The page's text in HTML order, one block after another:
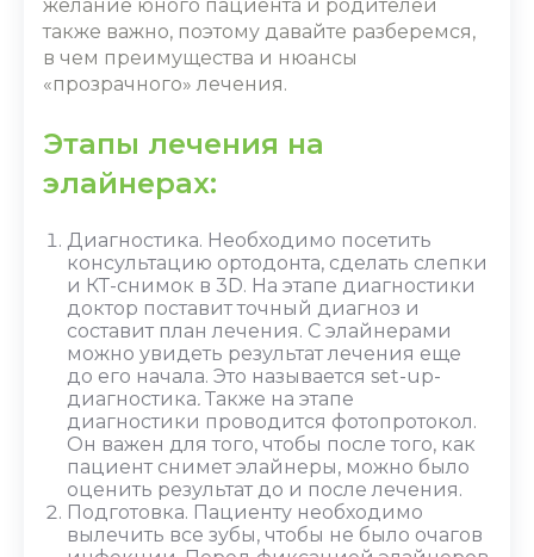
желание юного пациента и родителей
также важно, поэтому давайте разберемся,
в чем преимущества и нюансы
«прозрачного»‎ лечения.
Этапы лечения на
элайнерах:
Диагностика. Необходимо посетить
консультацию ортодонта, сделать слепки
и КТ-снимок в 3D. На этапе диагностики
доктор поставит точный диагноз и
составит план лечения. С элайнерами
можно увидеть результат лечения еще
до его начала. Это называется set-up-
диагностика. Также на этапе
диагностики проводится фотопротокол.
Он важен для того, чтобы после того, как
пациент снимет элайнеры, можно было
оценить результат до и послелечения.
Подготовка. Пациенту необходимо
вылечить все зубы, чтобы не было очагов